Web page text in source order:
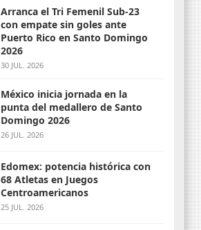
Arranca el Tri Femenil Sub-23
con empate sin goles ante
Puerto Rico en Santo Domingo
2026
30 JUL. 2026
México inicia jornada en la
punta del medallero de Santo
Domingo 2026
26 JUL. 2026
Edomex: potencia histórica con
68 Atletas en Juegos
Centroamericanos
25 JUL. 2026